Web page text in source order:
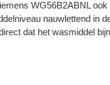
WG56B2ABNL
nauwlettend in
dat het wasmiddel